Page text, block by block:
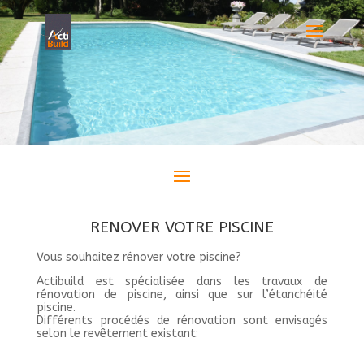
RENOVER VOTRE PISCINE
Vous souhaitez rénover votre piscine?
Actibuild est spécialisée dans les travaux de
rénovation de piscine, ainsi que sur l’étanchéité
piscine.
Différents procédés de rénovation sont envisagés
selon le revêtement existant: